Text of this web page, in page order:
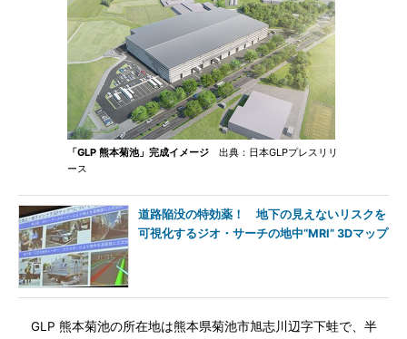
「GLP 熊本菊池」完成イメージ 出典：日本GLPプレスリリ
ース
道路陥没の特効薬！ 地下の見えないリスクを
可視化するジオ・サーチの地中“MRI” 3Dマップ
GLP 熊本菊池の所在地は熊本県菊池市旭志川辺字下蛙で、半